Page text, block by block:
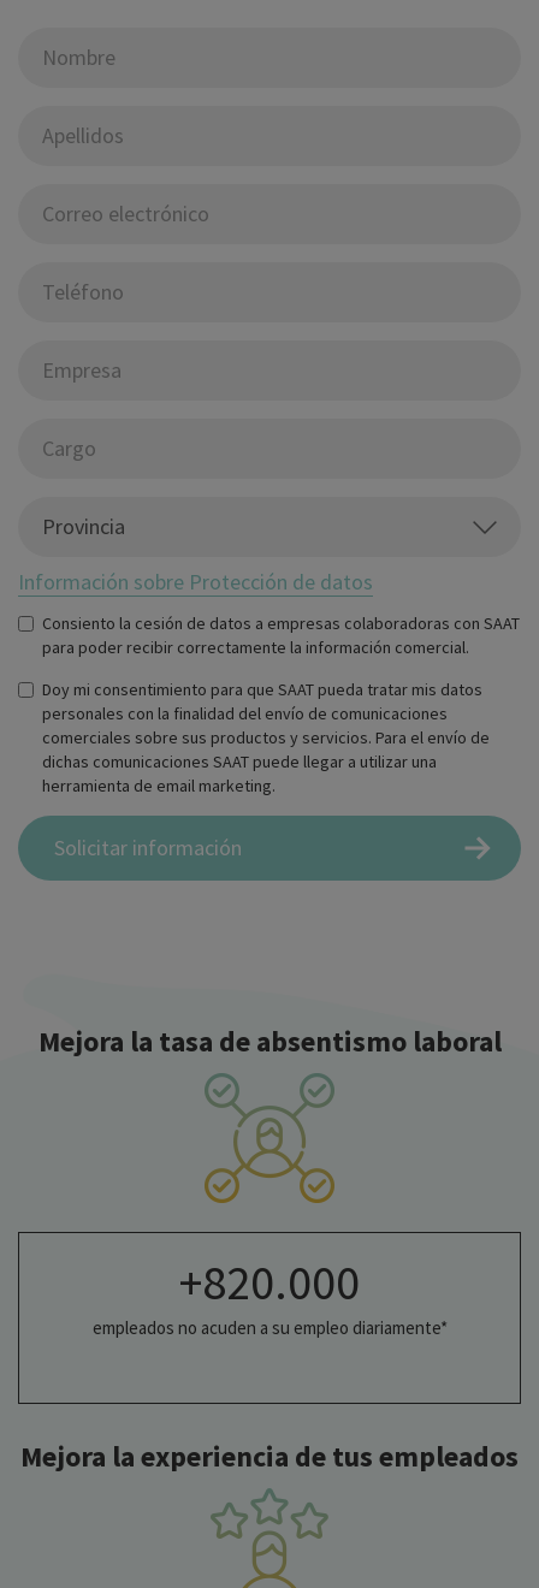
Provincia
Información sobre Protección de datos
Consiento la cesión de datos a empresas colaboradoras con SAAT
para poder recibir correctamente la información comercial.
Aceptación de condiciones2 *
Doy mi consentimiento para que SAAT pueda tratar mis datos
personales con la finalidad del envío de comunicaciones
comerciales sobre sus productos y servicios. Para el envío de
dichas comunicaciones SAAT puede llegar a utilizar una
herramienta de email marketing.
Aceptación de condiciones*
Solicitar información
Mejora la tasa de absentismo laboral
+820.000
empleados no acuden a su empleo diariamente*
Mejora la experiencia de tus empleados